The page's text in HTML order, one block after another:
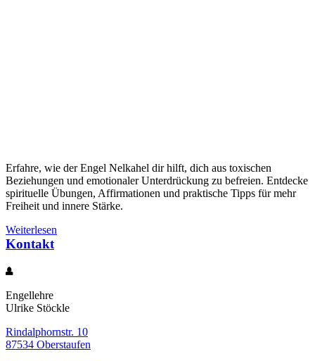
Erfahre, wie der Engel Nelkahel dir hilft, dich aus toxischen
Beziehungen und emotionaler Unterdrückung zu befreien. Entdecke
spirituelle Übungen, Affirmationen und praktische Tipps für mehr
Freiheit und innere Stärke.
Weiterlesen
Kontakt
Engellehre
Ulrike Stöckle
Rindalphornstr. 10
87534 Oberstaufen